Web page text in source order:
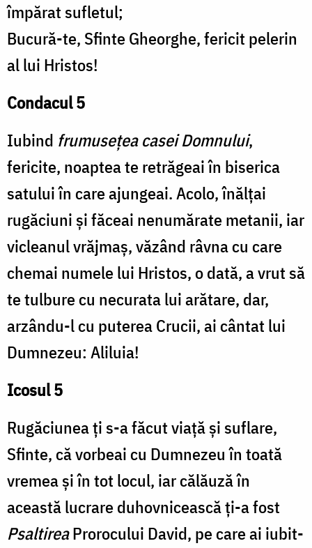
împărat sufletul;
Bucură-te, Sfinte Gheorghe, fericit pelerin
al lui Hristos!
Condacul 5
Iubind frumusețea casei Domnului,
fericite, noaptea te retrăgeai în biserica
satului în care ajungeai. Acolo, înălțai
rugăciuni și făceai nenumărate metanii, iar
vicleanul vrăjmaș, văzând râvna cu care
chemai numele lui Hristos, o dată, a vrut să
te tulbure cu necurata lui arătare, dar,
arzându-l cu puterea Crucii, ai cântat lui
Dumnezeu: Aliluia!
Icosul 5
Rugăciunea ți s-a făcut viață și suflare,
Sfinte, că vorbeai cu Dumnezeu în toată
vremea și în tot locul, iar călăuză în
această lucrare duhovnicească ți-a fost
PsaltireaProrocului David, pe care ai iubit-